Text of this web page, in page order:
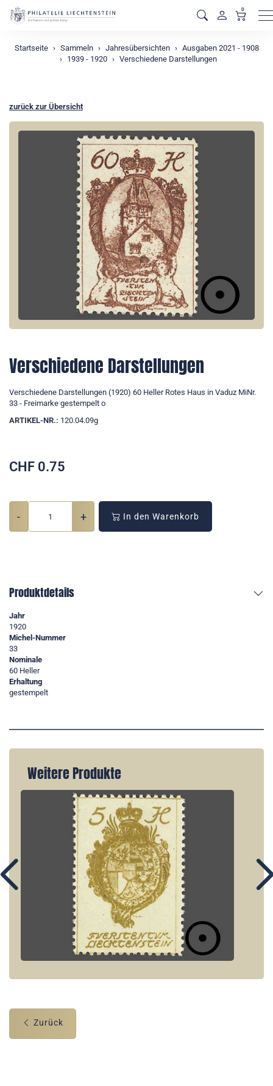
0
Startseite Sammeln Jahresübersichten
Ausgaben 2021 - 1908
1939 - 1920
Verschiedene Darstellungen
zurück zur Übersicht
Verschiedene Darstellungen
Verschiedene Darstellungen (1920) 60 Heller Rotes Haus in Vaduz MiNr.
33 - Freimarke gestempelt o
ARTIKEL-NR.: 120.04.09g
CHF 0.75
- + In den Warenkorb
Produktdetails
Jahr
1920
Michel-Nummer
33
Nominale
60 Heller
Erhaltung
gestempelt
Weitere Produkte
Zurück